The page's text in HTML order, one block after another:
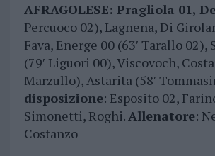
AFRAGOLESE: Pragliola 01,
Percuoco 02), Lagnena, Di
Fava, Energe 00 (63′ Tarallo 02),
(79′ Liguori 00), Viscovoch,
Marzullo), Astarita (58′
disposizione: Esposito 02,
Simonetti, Roghi.Allenatore:
Costanzo